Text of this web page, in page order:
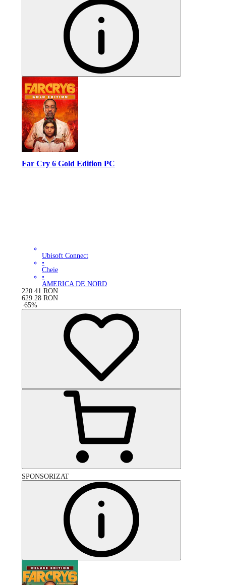
Far Cry 6 Gold Edition PC
Ubisoft Connect
•
Cheie
•
AMERICA DE NORD
220.41 RON
629.28 RON
-65%
SPONSORIZAT